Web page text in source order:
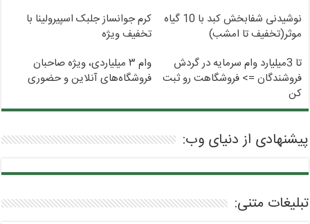
نوشیدنی شفابخش کبد با 10 گیاه
موثر(تخفیف تا امشب)
کرم جوانساز جلبک اسپیرولینا با
تخفیف ویژه
تا 3میلیارد وام سرمایه در گردش
فروشندگان => فروشگاهت رو ثبت
کن
وام ۳ میلیاردی، ویژه صاحبان
فروشگاه‌های آنلاین و حضوری
پیشنهادی از دنیای وب:
تبلیغات متنی: